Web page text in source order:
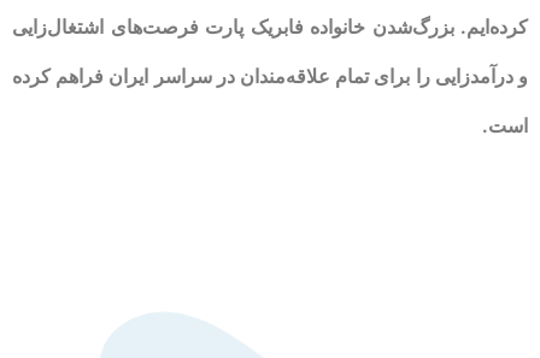
کرده‌ایم. بزرگ‌شدن خانواده فابریک پارت فرصت‌های اشتغال‌زایی
و درآمدزایی را برای تمام علاقه‌مندان در سراسر ایران فراهم کرده
است.